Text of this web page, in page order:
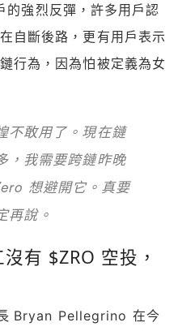
的強烈反彈，許多用戶認
自斷後路，更有用戶表示
行為，因為怕被定義為女
不敢用了。現在鏈
，我需要跨鏈昨晚
想避開它。真要
再說。
有 $ZRO 空投，
Bryan Pellegrino 在今